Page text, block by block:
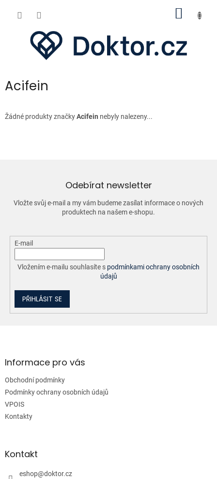
Acifein
Žádné produkty značkyAcifein nebyly nalezeny...
Odebírat newsletter
Vložte svůj e-mail a my vám budeme zasílat informace o nových
produktech na našem e-shopu.
E-mail
Vložením e-mailu souhlasíte s podmínkami ochrany osobních
údajů
PŘIHLÁSIT SE
aInformace pro vás
Obchodní podmínky
Podmínky ochrany osobních údajů
VPOIS
Kontakty
Kontakt
eshop@doktor.cz